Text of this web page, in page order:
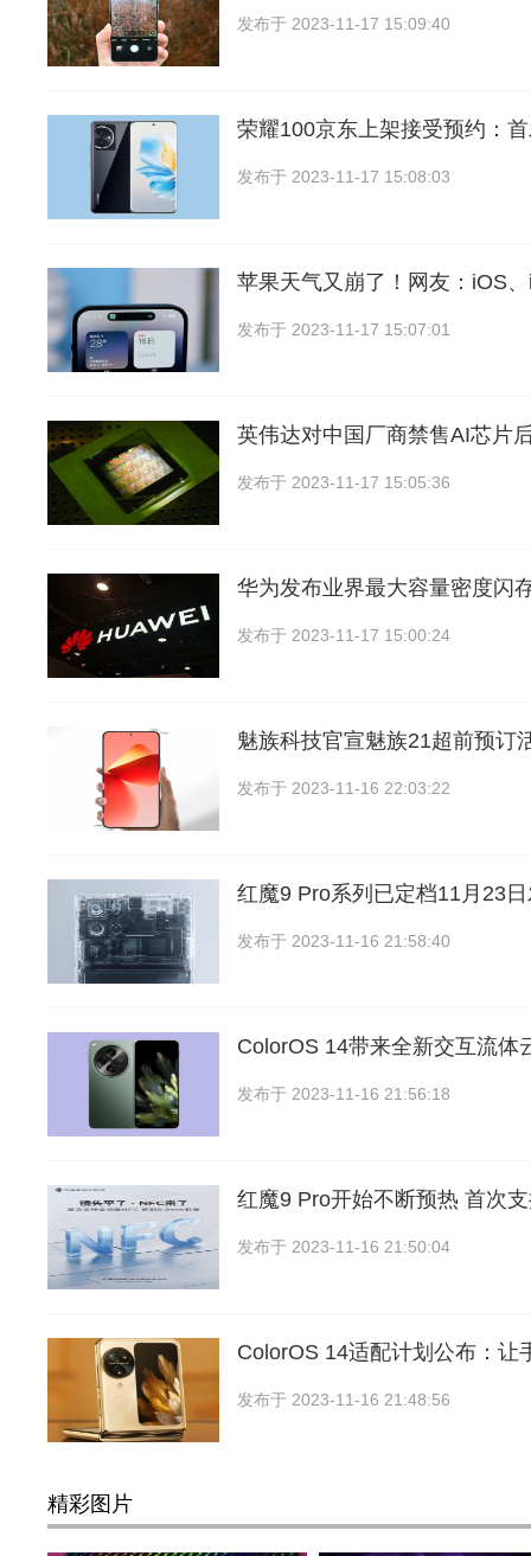
发布于 2023-11-17 15:09:40
荣耀100京东上架接受预约：
发布于 2023-11-17 15:08:03
苹果天气又崩了！网友：iOS
发布于 2023-11-17 15:07:01
英伟达对中国厂商禁售AI芯片
发布于 2023-11-17 15:05:36
华为发布业界最大容量密度闪
发布于 2023-11-17 15:00:24
魅族科技官宣魅族21超前预订
发布于 2023-11-16 22:03:22
红魔9 Pro系列已定档11月23
发布于 2023-11-16 21:58:40
ColorOS 14带来全新交互流体
发布于 2023-11-16 21:56:18
红魔9 Pro开始不断预热 首次
发布于 2023-11-16 21:50:04
ColorOS 14适配计划公布：让
发布于 2023-11-16 21:48:56
精彩图片